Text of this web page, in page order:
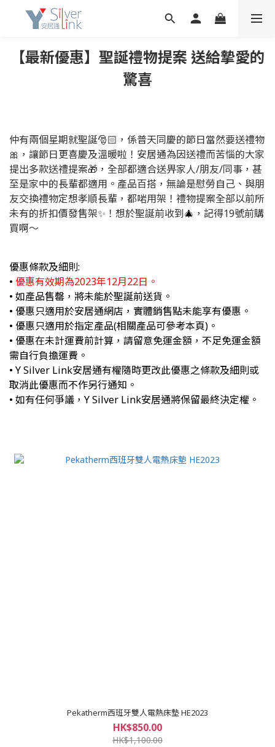
【最新優惠】聖誕禮物提案 送給摯愛的
驚喜
仲有兩個星期就聖誕🎅🏻，係普天同慶的節日當然要送禮物
🎀，讓節日更喜慶及溫暖啦！安居通為因送禮而苦惱的大家
提出多款送禮提案🎁，全部都適合送畀家人/朋友/同事，甚
至是家中的長輩都適用。產品百搭，無論是慰勞自己、與朋
友交換禮物定想孝順長輩，都啱用架！禮物提案全部以前所
未有的折扣價發售架✨！想於聖誕前收到🎄 ，記得19號前購
買啊～
優惠條款及細則:
• 優惠有效期為2023年12月22日。
• 如產品售罄，將未能於聖誕前送貨。
• 優惠只適用於安居通網店，實體銷售點未能享有優惠。
• 優惠只適用於指定產品(相關產品可參考本頁)。
• 優惠在未計運費前計算，請留意免運金額，不足免運金額
需自行負擔運費。
• Y Silver Link安居通有權隨時更改此優惠之條款及細則或
取消此優惠而不作另行通知。
• 如有任何爭議，Y Silver Link安居通將保留最終決定權。
Pekatherm西班牙雙人電熱床墊 HE2023
HK$850.00
HK$1,100.00